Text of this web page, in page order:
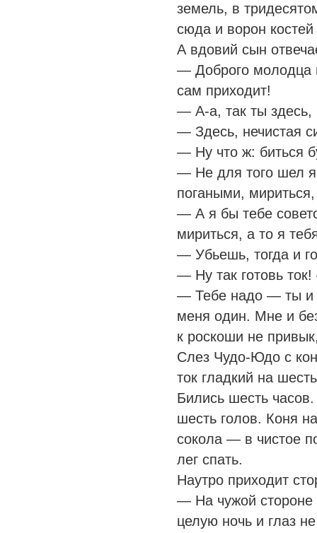
земель, в
сюда и ворон костей
А вдовий сын
— Доброго молодца
сам приходит!
— А-а, так ты здесь,
— Здесь, нечистая
— Ну что ж: биться
— Не для того шел я
погаными,
— А я бы тебе
мириться, а то я
— Убьешь, тогда и
— Ну так готовь
— Тебе надо — ты и
меня один. Мне и
к роскоши не
Слез Чудо-Юдо с
ток гладкий на
Бились шесть
шесть голов. Коня
сокола — в чистое
лег спать.
Наутро приходит
— На чужой стороне
целую ночь и глаз